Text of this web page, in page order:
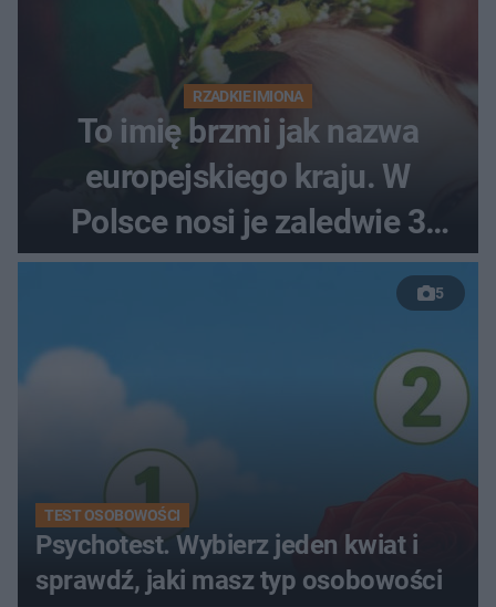
RZADKIE IMIONA
To imię brzmi jak nazwa
europejskiego kraju. W
Polsce nosi je zaledwie 3
kobiety
5
TEST OSOBOWOŚCI
Psychotest. Wybierz jeden kwiat i
sprawdź, jaki masz typ osobowości